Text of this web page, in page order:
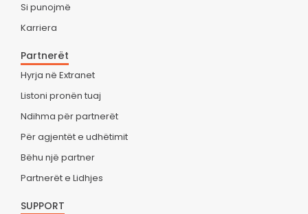
Si punojmë
Karriera
Partnerët
Hyrja në Extranet
Listoni pronën tuaj
Ndihma për partnerët
Për agjentët e udhëtimit
Bëhu një partner
Partnerët e Lidhjes
SUPPORT